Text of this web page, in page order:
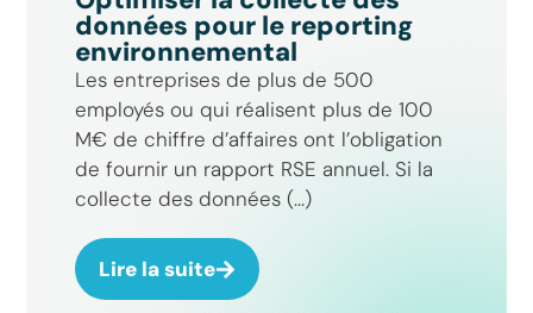
données pour le reporting
environnemental
Les entreprises de plus de 500
employés ou qui réalisent plus de 100
M€ de chiffre d’affaires ont l’obligation
de fournir un rapport RSE annuel. Si la
collecte des données (...)
Lire la suite